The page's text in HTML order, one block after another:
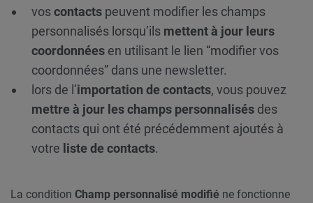
voscontacts peuvent modifier les champs
personnalisés lorsqu’ils mettent à jour leurs
coordonnées en utilisant le lien “modifier vos
coordonnées” dans une newsletter.
lors de l’importation de contacts, vous pouvez
mettre à jour les champs personnalisés des
contacts qui ont été précédemment ajoutés à
votre liste de contacts.
La condition Champ personnalisé modifié ne fonctionne